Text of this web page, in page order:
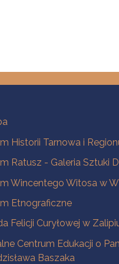
Historii Tarnowa i
Ratusz - Galeria Sztuki
Wincentego Witosa w
Etnograficzne
Felicji Curyłowej w
Centrum Edukacji o
Baszaka